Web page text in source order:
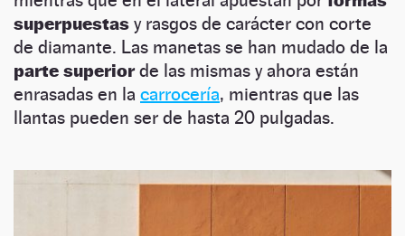
superpuestas y rasgos de carácter con corte
de diamante. Las manetas se han mudado de la
parte superiorde las mismas y ahora están
enrasadas en la carrocería, mientras que las
llantas pueden ser de hasta 20 pulgadas.